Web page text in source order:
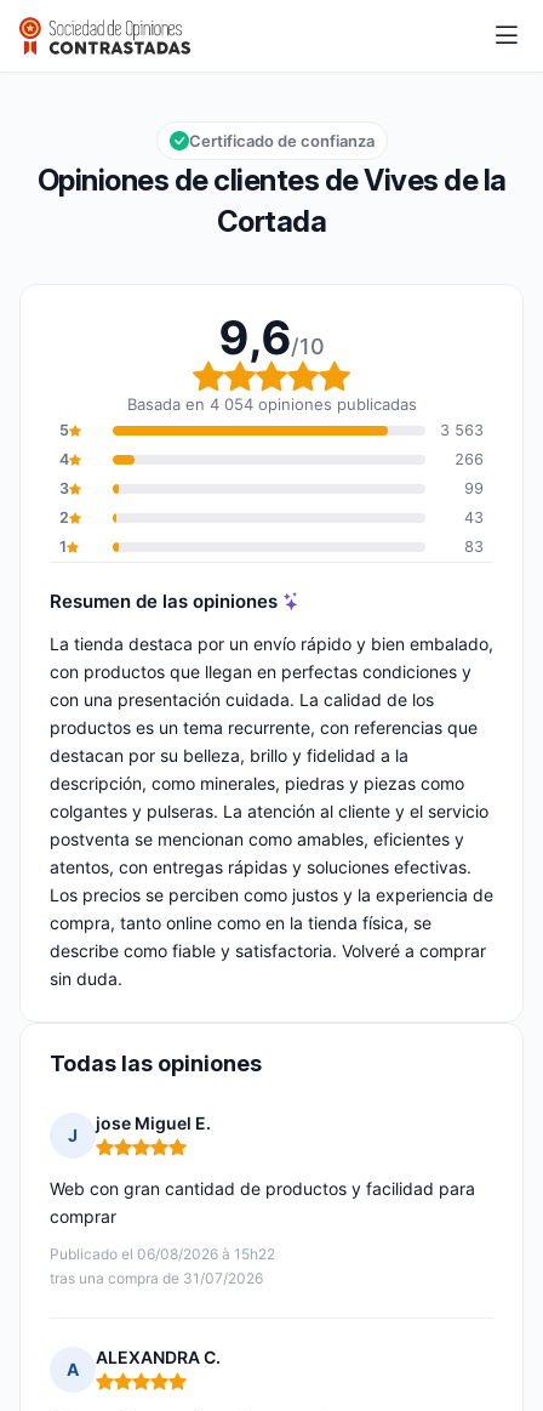
Vives de la Cortada
Calificación global: 9,6 de 10
9,6/10
Opiniones de clientes de Vives de la
Cortada
Certificado de confianza
9,6/10
Calificación global: 9,6
Basada en 4 054 opiniones publicadas
5
3 563
4
266
3
99
2
43
1
83
Resumen de las opiniones
La tienda destaca por un envío rápido y bien embalado,
con productos que llegan en perfectas condiciones y
con una presentación cuidada. La calidad de los
productos es un tema recurrente, con referencias que
destacan por su belleza, brillo y fidelidad a la
descripción, como minerales, piedras y piezas como
colgantes y pulseras. La atención al cliente y el servicio
postventa se mencionan como amables, eficientes y
atentos, con entregas rápidas y soluciones efectivas.
Los precios se perciben como justos y la experiencia de
compra, tanto online como en la tienda física, se
describe como fiable y satisfactoria. Volveré a comprar
sin duda.
Todas las opiniones
J
jose Miguel E.
Nota: 5 de 5
Publicado el 06/08/2026 à 15h22
tras una compra de 31/07/2026
Web con gran cantidad de productos y facilidad para
comprar
A
ALEXANDRA C.
Nota: 5 de 5